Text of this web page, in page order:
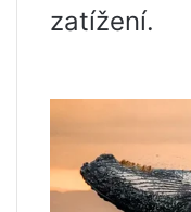
zatížení.